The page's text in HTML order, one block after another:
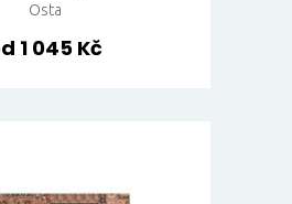
Osta
1 045 Kč